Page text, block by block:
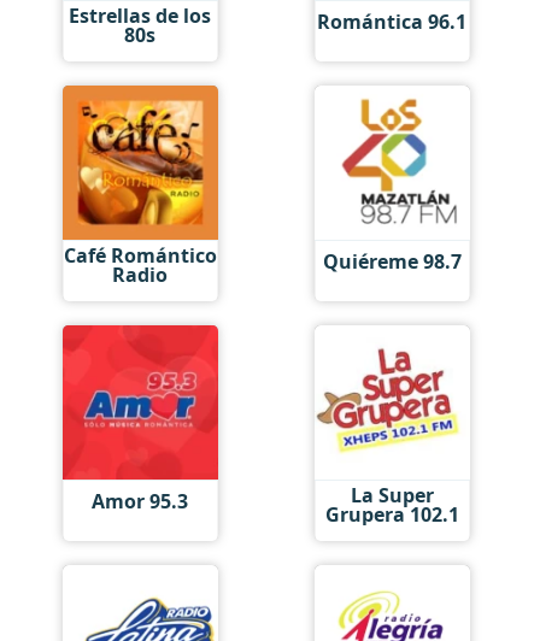
Estrellas de los
80s Romántica 96.1
Café Romántico
Radio Quiéreme 98.7
Amor 95.3 La Super
Grupera 102.1